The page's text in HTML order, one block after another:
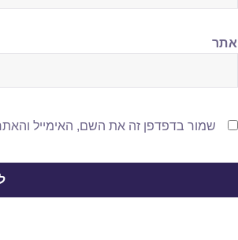
אתר
שמור בדפדפן זה את השם, האימייל